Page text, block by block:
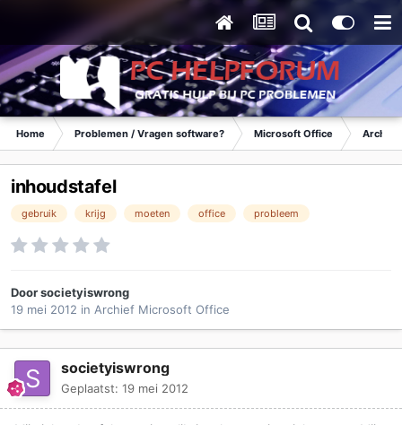
Home Problemen / Vragen software? Microsoft Office Archief
inhoudstafel
gebruik krijg moeten office probleem
Doorsocietyiswrong
19 mei 2012 in Archief Microsoft Office
societyiswrong
Geplaatst: 19 mei 2012